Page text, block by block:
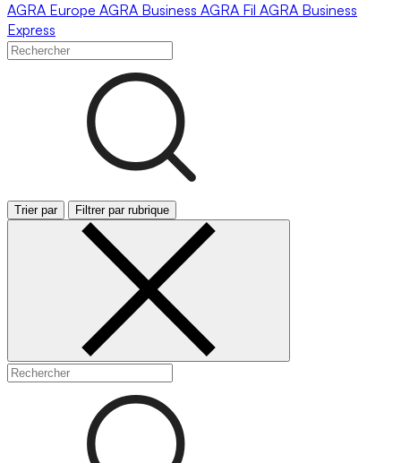
AGRA Europe AGRA Business AGRA Fil AGRA Business
Express
Trier par Filtrer par rubrique